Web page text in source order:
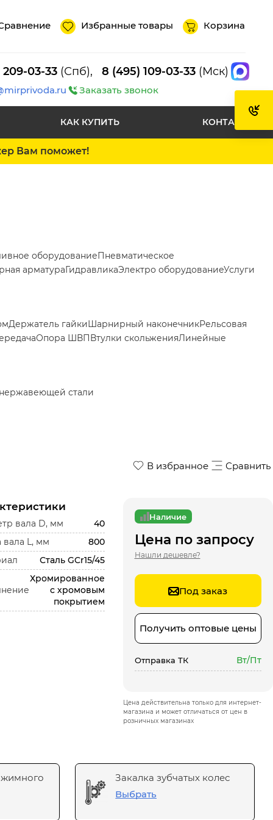
Избранные товары Корзина
209-03-33 (Спб), 8 (495) 109-03-33 (Мск)
Заказать звонок
КАК КУПИТЬ КОНТАКТЫ
Вам поможет!
оборудованиеПневматическое
арматураГидравликаЭлектро оборудованиеУслуги
Держатель гайкиШарнирный наконечникРельсовая
Опора ШВПВтулки скольженияЛинейные
стали
В избранное Сравнить
вала D, мм
40
вала L, мм
800
Сталь GCr15/45
Хромированное
с хромовым
покрытием
Наличие
Цена по запросу
Нашли дешевле?
Под заказ
Получить оптовые цены
Отправка ТК Вт/Пт
Цена действительна только для интернет-
магазина и может отличаться от цен в
розничных магазинах
Закалка зубчатых колес
Выбрать